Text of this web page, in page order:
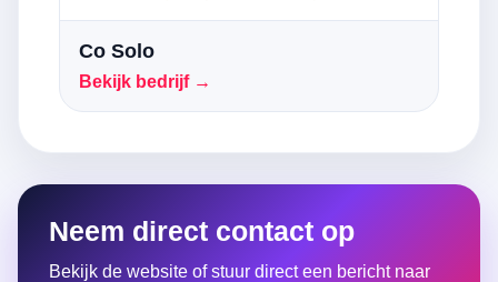
Co Solo
Bekijk bedrijf →
Neem direct contact op
Bekijk de website of stuur direct een bericht naar